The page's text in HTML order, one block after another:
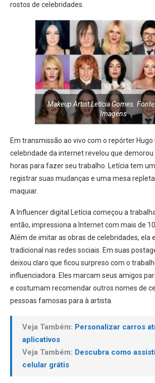
rostos de celebridades.
Makeup Artist Letícia Gomes.
Imagens
Em transmissão ao vivo com o repórter Hugo
celebridade da internet revelou que
horas para fazer seu trabalho. Letícia tem
registrar suas mudanças e uma mesa
maquiar.
A Influencer digital Letícia começou a
então, impressiona a Internet com mais de
Além de imitar as obras de celebridades, ela
tradicional nas redes sociais. Em suas
deixou claro que ficou surpreso com o
influenciadora. Eles marcam seus amigos
e costumam recomendar outros nomes de
pessoas famosas para à artista.
Veja Também: Personalizar carros
aplicativos
Veja Também: Descubra como
celular grátis